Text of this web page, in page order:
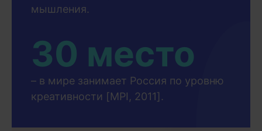
мышления.
30 место
– в мире занимает Россия по уровню
креативности [MPI, 2011].